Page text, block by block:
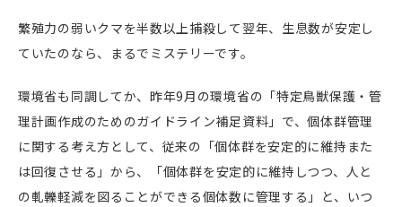
繁殖力の弱いクマを半数以上捕殺して翌年、生息数が安定し
ていたのなら、まるでミステリーです。
環境省も同調してか、昨年9月の環境省の「特定鳥獣保護・管
理計画作成のためのガイドライン補足資料」で、個体群管理
に関する考え方として、従来の「個体群を安定的に維持 また
は回復させる 」から、「個体群を安定的に維持しつつ、
人と
の軋轢軽減を図ることができる個体数に管理する 」と、いつ